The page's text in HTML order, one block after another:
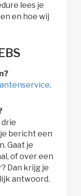
lees je
en hoe wij
.
bericht een
Gaat je
of over een
Dan krijg je
antwoord.